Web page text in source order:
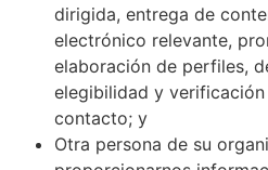
dirigida, entrega de
electrónico relevante,
elaboración de perfiles,
elegibilidad y
contacto; y
Otra persona de su